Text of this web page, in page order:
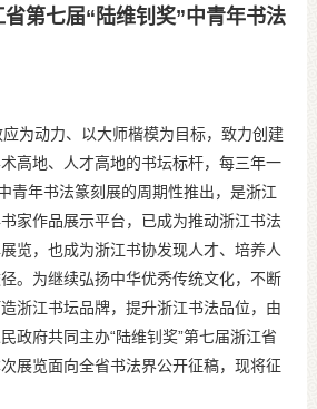
第七届“陆维钊奖”中青年书法
为动力、以大师楷模为目标，致力创建
高地、人才高地的书坛标杆，每三年一
青年书法篆刻展的周期性推出，是浙江
家作品展示平台，已成为推动浙江书法
览，也成为浙江书协发现人才、培养人
。为继续弘扬中华优秀传统文化，不断
浙江书坛品牌，提升浙江书法品位，由
政府共同主办“陆维钊奖”第七届浙江省
展览面向全省书法界公开征稿，现将征